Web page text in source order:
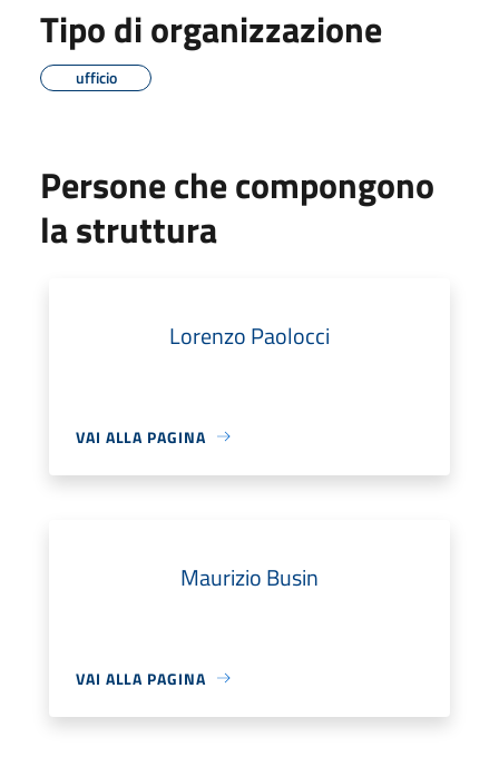
Tipo di organizzazione
ufficio
Persone che compongono
la struttura
Lorenzo Paolocci
VAI ALLA PAGINA
Maurizio Busin
VAI ALLA PAGINA